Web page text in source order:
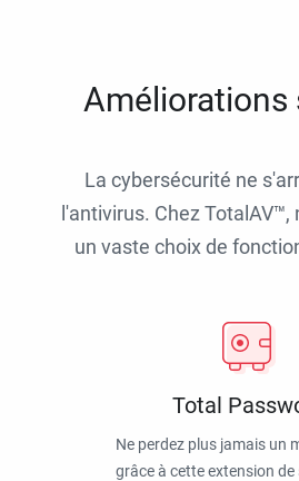
Améliorations
La cybersécurité ne
l'antivirus. Chez
un vaste choix de
Total
Ne perdez plus jamais un
grâce à cette extension